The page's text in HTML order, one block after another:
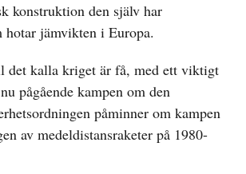
konstruktion den själv har
jämvikten i Europa.
det kalla kriget är få, med ett viktigt
pågående kampen om den
påminner om kampen
av medeldistansraketer på 1980-